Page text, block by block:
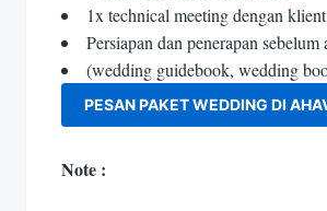
1x technical meeting dengan klient
Persiapan dan penerapan sebelum
(wedding guidebook, wedding
PESAN PAKET WEDDING DI
Note :